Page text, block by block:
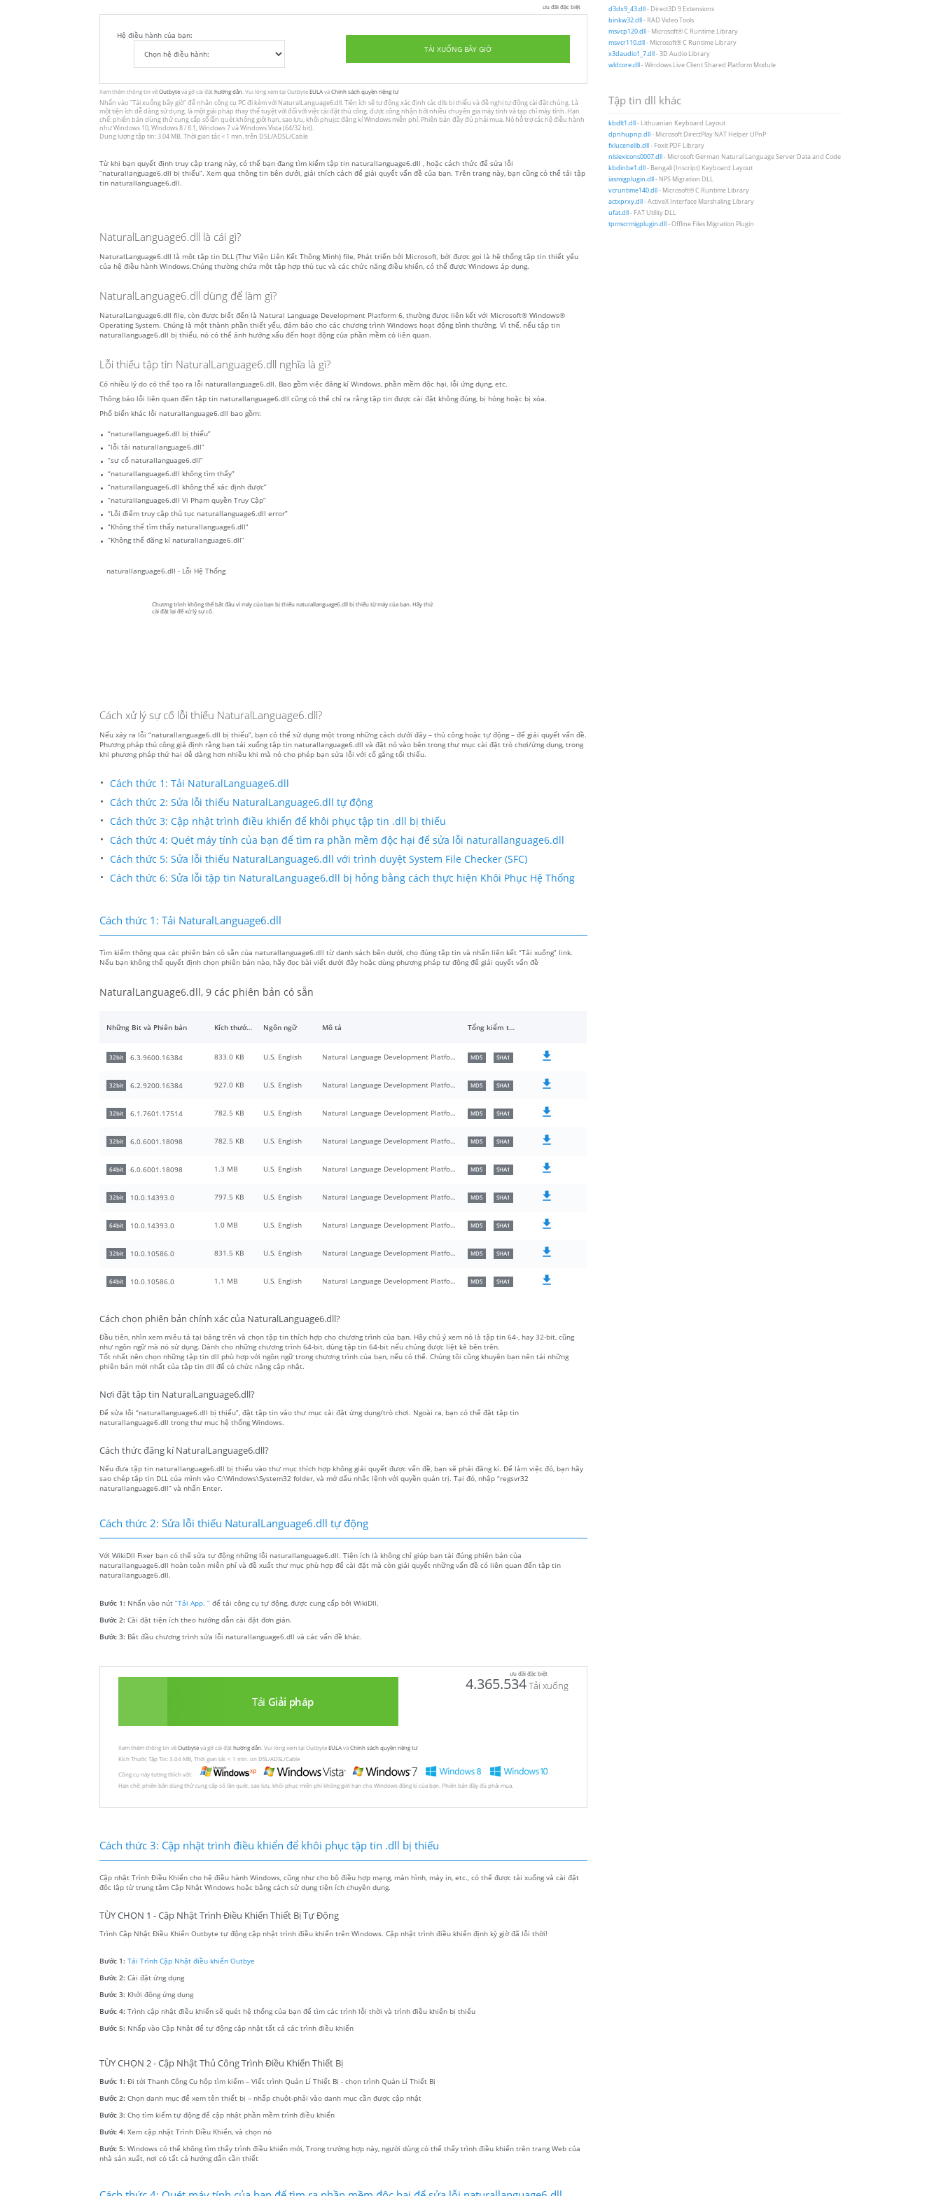
ưu đãi đặc biệt
Hệ điều hành của bạn:
TẢI XUỐNG BÂY GIỜ
Xem thêm thông tin vềOutbytevà gỡ cài đặt hướng dẫn . Vui lòng xem tại OutbyteEULAvàChính sách quyền riêng tư
Nhấn vào"Tải xuống bây giờ" để nhận công cụ PC đi kèm với NaturalLanguage6.dll. Tiện ích sẽ tự động xác định các dlls bị thiếu và đề nghị tự động cài đặt chúng. Là
một tiện ích dễ dàng sử dụng, là một giải pháp thay thế tuyệt vời đối với việc cài đặt thủ công, được công nhận bởi nhiều chuyên gia máy tính và tạp chí máy tính. Hạn
chế: phiên bản dùng thử cung cấp số lần quét không giới hạn, sao lưu, khôi phujcc đăng kí Windows miễn phí. Phiên bản đầy đủ phải mua. Nó hỗ trợ các hệ điều hành
như Windows 10, Windows 8 / 8.1, Windows 7 và Windows Vista (64/32 bit).
Dung lượng tập tin: 3.04 MB, Thời gian tải: < 1 min. trên DSL/ADSL/Cable
Từ khi bạn quyết định truy cập trang này, có thể bạn đang tìm kiếm tập tin naturallanguage6.dll , hoặc cách thức để sửa lỗi
“naturallanguage6.dll bị thiếu”. Xem qua thông tin bên dưới, giải thích cách để giải quyết vấn đề của bạn. Trên trang này, bạn cũng có thể tải tập
tin naturallanguage6.dll.
NaturalLanguage6.dll là cái gì?
NaturalLanguage6.dll là một tập tin DLL (Thư Viện Liên Kết Thông Minh) file, Phát triển bởi Microsoft, bởi được gọi là hệ thống tập tin thiết yếu
của hệ điều hành Windows.Chúng thường chứa một tập hợp thủ tục và các chức năng điều khiển, có thể được Windows áp dụng.
NaturalLanguage6.dll dùng để làm gì?
NaturalLanguage6.dll file, còn được biết đến là Natural Language Development Platform 6, thường được liên kết với Microsoft® Windows®
Operating System. Chúng là một thành phần thiết yếu, đảm bảo cho các chương trình Windows hoạt động bình thường. Vì thế, nếu tập tin
naturallanguage6.dll bị thiếu, nó có thể ảnh hưởng xấu đến hoạt động của phần mềm có liên quan.
Lỗi thiếu tập tin NaturalLanguage6.dll nghĩa là gì?
Có nhiều lý do có thể tạo ra lỗi naturallanguage6.dll. Bao gồm việc đăng kí Windows, phần mềm độc hại, lỗi ứng dụng, etc.
Thông báo lỗi liên quan đến tập tin naturallanguage6.dll cũng có thể chỉ ra rằng tập tin được cài đặt không đúng, bị hỏng hoặc bị xóa.
Phổ biến khác lỗi naturallanguage6.dll bao gồm:
“naturallanguage6.dll bị thiếu”
“lỗi tải naturallanguage6.dll”
“sự cố naturallanguage6.dll”
“naturallanguage6.dll không tìm thấy”
“naturallanguage6.dll không thể xác định được”
“naturallanguage6.dll Vi Phạm quyền Truy Cập”
“Lỗi điểm truy cập thủ tục naturallanguage6.dll error”
“Không thể tìm thấy naturallanguage6.dll”
“Không thể đăng kí naturallanguage6.dll”
naturallanguage6.dll - Lỗi Hệ Thống
Chương trình không thể bắt đầu vì máy của bạn bị thiếu naturallanguage6.dll bị thiếu từ máy của bạn. Hãy thử
cài đặt lại để xử lý sự cố.
Cách xử lý sự cố lỗi thiếu NaturalLanguage6.dll?
Nếu xảy ra lỗi “naturallanguage6.dll bị thiếu”, bạn có thể sử dụng một trong những cách dưới đây – thủ công hoặc tự động – để giải quyết vấn đề.
Phương pháp thủ công giả định rằng bạn tải xuống tập tin naturallanguage6.dll và đặt nó vào bên trong thư mục cài đặt trò chơi/ứng dụng, trong
khi phương pháp thứ hai dễ dàng hơn nhiều khi mà nó cho phép bạn sửa lỗi với cố gắng tối thiểu.
Cách thức 1: Tải NaturalLanguage6.dll
Cách thức 2: Sửa lỗi thiếu NaturalLanguage6.dll tự động
Cách thức 3: Cập nhật trình điều khiển để khôi phục tập tin .dll bị thiếu
Cách thức 4: Quét máy tính của bạn để tìm ra phần mềm độc hại để sửa lỗi naturallanguage6.dll
Cách thức 5: Sửa lỗi thiếu NaturalLanguage6.dll với trình duyệt System File Checker (SFC)
Cách thức 6: Sửa lỗi tập tin NaturalLanguage6.dll bị hỏng bằng cách thực hiện Khôi Phục Hệ Thống
Cách thức 1: Tải NaturalLanguage6.dll
Tìm kiếm thông qua các phiên bản có sẵn của naturallanguage6.dll từ danh sách bên dưới, chọ đúng tập tin và nhấn liên kết “Tải xuống” link.
Nếu bạn không thể quyết định chọn phiên bản nào, hãy đọc bài viết dưới đây hoặc dùng phương pháp tự động để giải quyết vấn đề
NaturalLanguage6.dll, 9 các phiên bản có sẵn
Những Bit và Phiên bản Kích thước tập tin Ngôn ngữ Mô tả Tổng kiểm tra
32bit 6.3.9600.16384 833.0 KB U.S. English Natural Language Development Platform 6 MD5 SHA1
32bit 6.2.9200.16384 927.0 KB U.S. English Natural Language Development Platform 6 MD5 SHA1
32bit 6.1.7601.17514 782.5 KB U.S. English Natural Language Development Platform 6 MD5 SHA1
32bit 6.0.6001.18098 782.5 KB U.S. English Natural Language Development Platform 6 MD5 SHA1
64bit 6.0.6001.18098 1.3 MB U.S. English Natural Language Development Platform 6 MD5 SHA1
32bit 10.0.14393.0 797.5 KB U.S. English Natural Language Development Platform 6 MD5 SHA1
64bit 10.0.14393.0 1.0 MB U.S. English Natural Language Development Platform 6 MD5 SHA1
32bit 10.0.10586.0 831.5 KB U.S. English Natural Language Development Platform 6 MD5 SHA1
64bit 10.0.10586.0 1.1 MB U.S. English Natural Language Development Platform 6 MD5 SHA1
Cách chọn phiên bản chính xác của NaturalLanguage6.dll?
Đầu tiên, nhìn xem miêu tả tại bảng trên và chọn tập tin thích hợp cho chương trình của bạn. Hãy chú ý xem nó là tập tin 64-, hay 32-bit, cũng
như ngôn ngữ mà nó sử dụng. Dành cho những chương trình 64-bit, dùng tập tin 64-bit nếu chúng được liệt kê bên trên.
Tốt nhất nên chọn những tập tin dll phù hợp với ngôn ngữ trong chương trình của bạn, nếu có thể. Chúng tôi cũng khuyên bạn nên tải những
phiên bản mới nhất của tập tin dll để có chức năng cập nhật.
Nơi đặt tập tin NaturalLanguage6.dll?
Để sửa lỗi “naturallanguage6.dll bị thiếu”, đặt tập tin vào thư mục cài đặt ứng dụng/trò chơi. Ngoài ra, bạn có thể đặt tập tin
naturallanguage6.dll trong thư mục hệ thống Windows.
Cách thức đăng kí NaturalLanguage6.dll?
Nếu đưa tập tin naturallanguage6.dll bị thiếu vào thư mục thích hợp không giải quyết được vấn đề, bạn sẽ phải đăng kí. Để làm việc đó, bạn hãy
sao chép tập tin DLL của mình vào C:\Windows\System32 folder, và mở dấu nhắc lệnh với quyền quản trị. Tại đó, nhập “regsvr32
naturallanguage6.dll” và nhấn Enter.
Cách thức 2: Sửa lỗi thiếu NaturalLanguage6.dll tự động
Với WikiDll Fixer bạn có thể sửa tự động những lỗi naturallanguage6.dll. Tiện ích là không chỉ giúp bạn tải đúng phiên bản của
naturallanguage6.dll hoàn toàn miễn phí và đề xuất thư mục phù hợp để cài đặt mà còn giải quyết những vấn đề có liên quan đến tập tin
naturallanguage6.dll.
Bước 1: Nhấn vào nút “Tải App. ” để tải công cụ tự động, được cung cấp bởi WikiDll.
Bước 2: Cài đặt tiện ích theo hướng dẫn cài đặt đơn giản.
Bước 3: Bắt đầu chương trình sửa lỗi naturallanguage6.dll và các vấn đề khác.
ưu đãi đặc biệt
Tải Giải pháp
4.365.534Tải xuống
Xem thêm thông tin vềOutbytevà gỡ cài đặt hướng dẫn . Vui lòng xem tại OutbyteEULAvàChính sách quyền riêng tư
Kích Thước Tập Tin: 3.04 MB, Thời gian tải: < 1 min. on DSL/ADSL/Cable
Công cụ này tương thích với:
Hạn chế: phiên bản dùng thử cung cấp số lần quét, sao lưu, khôi phục miễn phí không giới hạn cho Windows đăng kí của bạn. Phiên bản đầy đủ phải mua.
Cách thức 3: Cập nhật trình điều khiển để khôi phục tập tin .dll bị thiếu
Cập nhật Trình Điều Khiển cho hệ điều hành Windows, cũng như cho bộ điều hợp mạng, màn hình, máy in, etc., có thể được tải xuống và cài đặt
độc lập từ trung tâm Cập Nhật Windows hoặc bằng cách sử dụng tiện ích chuyên dụng.
TÙY CHỌN 1 - Cập Nhật Trình Điều Khiển Thiết Bị Tự Động
Trình Cập Nhật Điều Khiển Outbyte tự động cập nhật trình điều khiển trên Windows. Cập nhật trình điều khiển định kỳ giờ đã lỗi thời!
Bước 1: Tải Trình Cập Nhật điều khiển Outbye
Bước 2: Cài đặt ứng dụng
Bước 3: Khởi động ứng dụng
Bước 4: Trình cập nhật điều khiển sẽ quét hệ thống của bạn để tìm các trình lỗi thời và trình điều khiển bị thiếu
Bước 5: Nhấp vào Cập Nhật để tự động cập nhật tất cả các trình điều khiển
TÙY CHỌN 2 - Cập Nhật Thủ Công Trình Điều Khiển Thiết Bị
Bước 1: Đi tới Thanh Công Cụ hộp tìm kiếm – Viết trình Quản Lí Thiết Bị - chọn trình Quản Lí Thiết Bị
Bước 2: Chọn danh mục để xem tên thiết bị – nhấp chuột-phải vào danh mục cần được cập nhật
Bước 3: Chọ tìm kiếm tự động để cập nhật phần mềm trình điều khiển
Bước 4: Xem cập nhật Trình Điều Khiển, và chọn nó
Bước 5: Windows có thể không tìm thấy trình điều khiển mới, Trong trường hợp này, người dùng có thể thấy trình điều khiển trên trang Web của
nhà sản xuất, nơi có tất cả hướng dẫn cần thiết
d3dx9_43.dll- Direct3D 9 Extensions
binkw32.dll- RAD Video Tools
msvcp120.dll- Microsoft® C Runtime Library
msvcr110.dll- Microsoft® C Runtime Library
x3daudio1_7.dll- 3D Audio Library
wldcore.dll- Windows Live Client Shared Platform Module
Tập tin dll khác
kbdlt1.dll- Lithuanian Keyboard Layout
dpnhupnp.dll- Microsoft DirectPlay NAT Helper UPnP
fxlucenelib.dll- Foxit PDF Library
nlslexicons0007.dll- Microsoft German Natural Language Server Data and Code
kbdinbe1.dll- Bengali (Inscript) Keyboard Layout
iasmigplugin.dll- NPS Migration DLL
vcruntime140.dll- Microsoft® C Runtime Library
actxprxy.dll- ActiveX Interface Marshaling Library
ufat.dll- FAT Utility DLL
tpmscrmigplugin.dll- Offline Files Migration Plugin